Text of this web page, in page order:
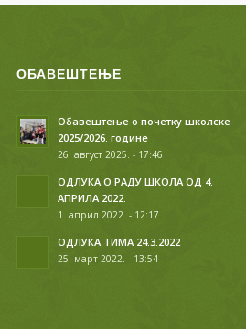
ОБАВЕШТЕЊЕ
Обавештење о почетку школске
2025/2026. године
26. август 2025. - 17:46
ОДЛУКА О РАДУ ШКОЛА ОД 4.
АПРИЛА 2022.
1. април 2022. - 12:17
ОДЛУКА ТИМА 24.3.2022
25. март 2022. - 13:54